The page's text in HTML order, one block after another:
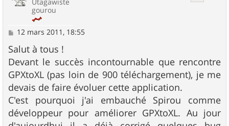
gourou
M
s
s
a
g
e
12 mars 2011, 18:55
Salut à tous !
Devant le succès incontournable que rencontre
GPXtoXL (pas loin de 900 téléchargement), je me
devais de faire évoluer cette application.
C'est pourquoi j'ai embauché Spirou comme
développeur pour améliorer GPXtoXL. Au jour